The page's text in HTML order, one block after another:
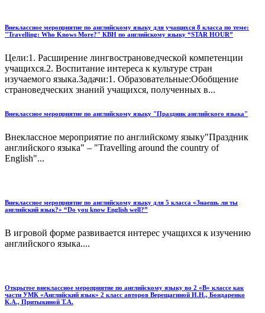
Внеклассное мероприятие по английскому языку для учащихся 8 класса по теме:
"Travelling: Who Knows More?" КВН по английскому языку “STAR HOUR”
Цели:1. Расширение лингвострановедческой компетенции
учащихся.2. Воспитание интереса к культуре стран
изучаемого языка.Задачи:1. Образовательные:Обобщение
страноведческих знаний учащихся, полученных в...
Внеклассное мероприятие по английскому языку "Праздник английского языка"
Внеклассное мероприятие по английскому языку"Праздник
английского языка" – "Travelling around the country of
English"...
Внеклассное мероприятие по английскому языку для 5 класса «Знаешь ли ты
английский язык?» “Do you know English well?”
В игровой форме развивается интерес учащихся к изучению
английского языка....
Открытое внеклассное мероприятие по английскому языку во 2 «В» классе как
части УМК «Английский язык» 2 класс авторов Верещагиной И.Н., Бондаренко
К.А., Притыкиной Т.А.